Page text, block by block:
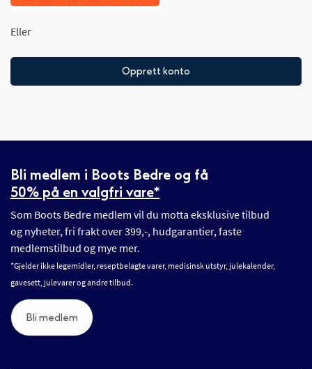
Eller
Opprett konto
Bli medlem i Boots Bedre og få
50% på en valgfri vare*
Som Boots Bedre medlem vil du motta eksklusive tilbud
og nyheter, fri frakt over 399,-, hudgarantier, faste
medlemstilbud og mye mer.
*Gjelder ikke legemidler, reseptbelagte varer, medisinsk utstyr, julekalender,
gavesett, julevarer og andre tilbud.
Bli medlem